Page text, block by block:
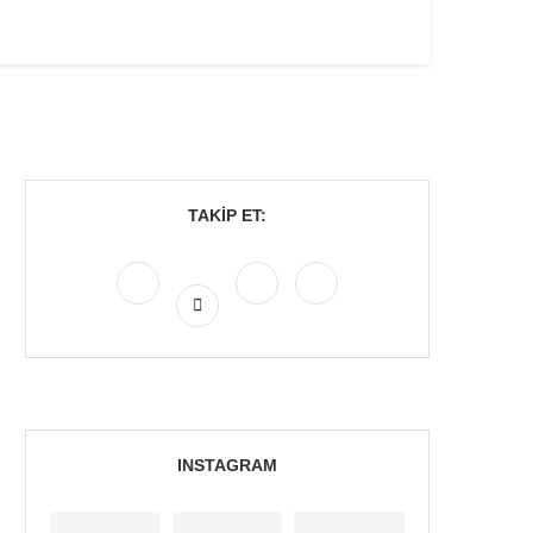
TAKIP ET:
INSTAGRAM